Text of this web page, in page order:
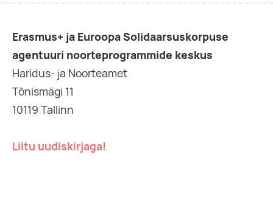
Erasmus+ ja Euroopa Solidaarsuskorpuse
agentuuri noorteprogrammide keskus
Haridus- ja Noorteamet
Tõnismägi 11
10119 Tallinn
Liitu uudiskirjaga!